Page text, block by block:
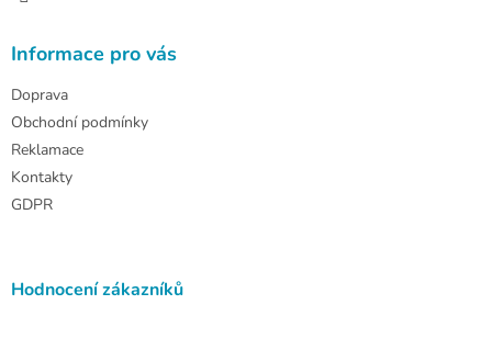
Informace pro vás
Doprava
Obchodní podmínky
Reklamace
Kontakty
GDPR
Hodnocení zákazníků